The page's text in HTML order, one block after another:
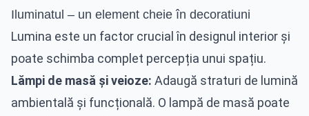
Iluminatul – un element cheie în decoratiuni
Lumina este un factor crucial în designul interior și
poate schimba complet percepția unui spațiu.
Lămpi de masă și veioze: Adaugă straturi de lumină
ambientală și funcțională. O lampă de masă poate